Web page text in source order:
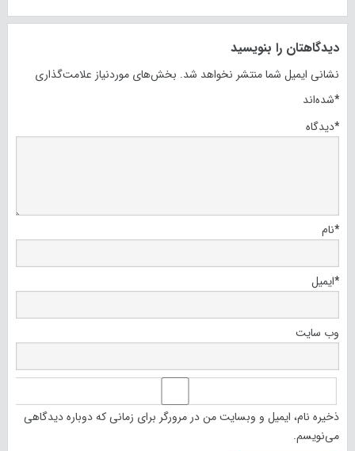
دیدگاهتان را بنویسید
نشانی ایمیل شما منتشر نخواهد شد. بخش‌های موردنیاز علامت‌گذاری
شده‌اند*
دیدگاه*
نام*
ایمیل*
وب‌ سایت
ذخیره نام، ایمیل و وبسایت من در مرورگر برای زمانی که دوباره دیدگاهی
می‌نویسم.